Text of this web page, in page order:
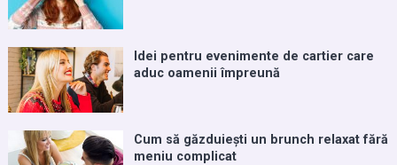
Idei pentru evenimente de cartier care
aduc oamenii împreună
Cum să găzduiești un brunch relaxat fără
meniu complicat